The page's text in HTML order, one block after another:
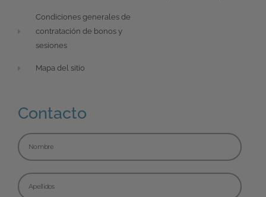
Condiciones generales de
contratación de bonos y
sesiones
Mapa del sitio
Contacto